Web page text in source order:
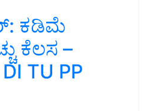
ಕಡಿಮೆ
ಕೆಲಸ –
TU PP